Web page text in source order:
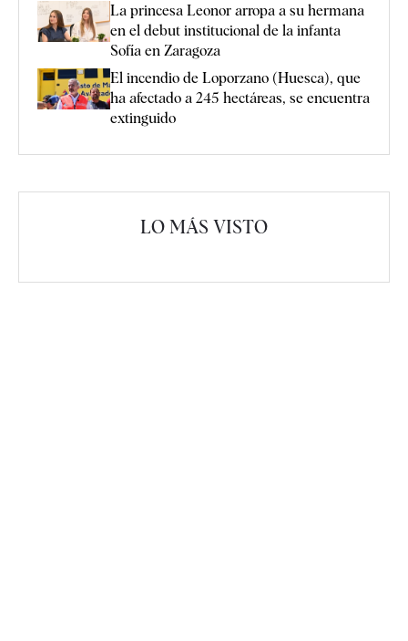
La princesa Leonor arropa a su hermana
en el debut institucional de la infanta
Sofía en Zaragoza
El incendio de Loporzano (Huesca), que
ha afectado a 245 hectáreas, se encuentra
extinguido
LO MÁS VISTO